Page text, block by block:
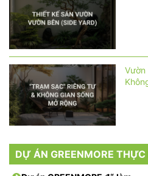
Vườn
DỰ ÁN GREENMORE THỰC